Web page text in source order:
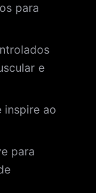
para
e
inspire ao
para